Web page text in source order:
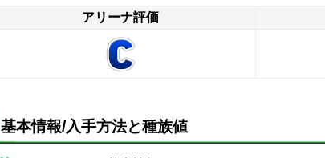
アリーナ評価
基本情報/入手方法と種族値